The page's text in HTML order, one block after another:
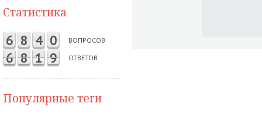
Статистика
6 8 4 0 ВОПРОСОВ
6 8 1 9 ОТВЕТОВ
Популярные теги